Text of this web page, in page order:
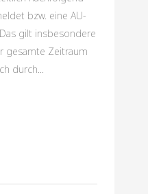
bzw. eine AU-
gilt insbesondere
gesamte Zeitraum
durch...